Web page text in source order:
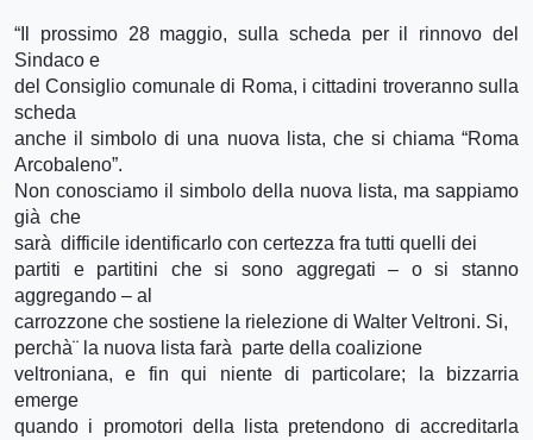
“Il prossimo 28 maggio, sulla scheda per il rinnovo del
Sindaco e
del Consiglio comunale di Roma, i cittadini troveranno sulla
scheda
anche il simbolo di una nuova lista, che si chiama “Roma
Arcobaleno”.
Non conosciamo il simbolo della nuova lista, ma sappiamo
già che
sarà difficile identificarlo con certezza fra tutti quelli dei
partiti e partitini che si sono aggregati – o si stanno
aggregando – al
carrozzone che sostiene la rielezione di Walter Veltroni. Si,
perchà¨ la nuova lista farà parte della coalizione
veltroniana, e fin qui niente di particolare; la bizzarria
emerge
quando i promotori della lista pretendono di accreditarla